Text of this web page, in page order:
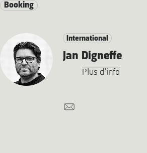
Booking
International
Jan Digneffe
Plus d'info